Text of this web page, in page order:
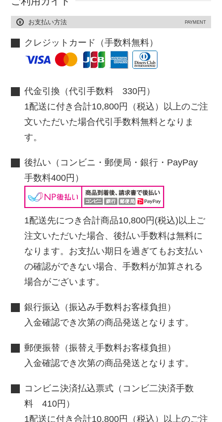
お支払い方法 PAYMENT
クレジットカード（手数料無料）
代金引換（代引手数料 330円）
1配送に付き合計10,800円（税込）以上のご注
文いただいた場合代引手数料無料となりま
す。
後払い（コンビニ・郵便局・銀行・PayPay
手数料400円）
1配送先につき合計商品10,800円(税込)以上ご
注文いただいた場合、後払い手数料は無料に
なります。お支払い期日を過ぎてもお支払い
の確認ができない場合、手数料が加算される
場合がございます。
銀行振込（振込み手数料お客様負担）
入金確認でき次第の商品発送となります。
郵便振替（振替え手数料お客様負担）
入金確認でき次第の商品発送となります。
コンビニ決済払込票式（コンビ二決済手数
料 410円）
1配送に付き合計10,800円（税込）以上のご注